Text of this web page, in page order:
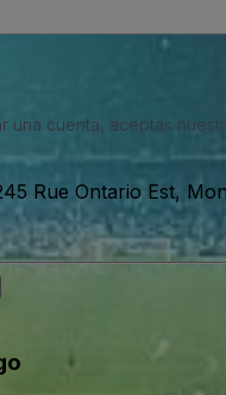
una cuenta, aceptas
Rue Ontario Est,